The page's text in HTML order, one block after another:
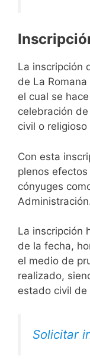
La inscripción
de La
el cual se
celebración
civil o
Con esta
plenos
cónyuges
La inscripción
de la fecha,
el medio de
realizado,
estado civil de
Solicitar